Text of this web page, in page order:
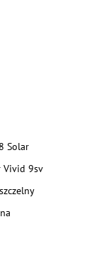
Solar
Vivid 9sv